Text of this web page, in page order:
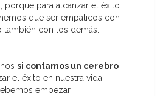
porque para alcanzar el éxito
que ser empáticos con
también con los demás.
si contamos un cerebro
el éxito en nuestra vida
empezar